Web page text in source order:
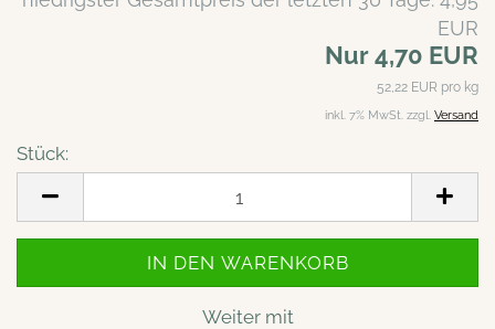
EUR
Nur 4,70 EUR
52,22 EUR pro kg
inkl. 7% MwSt. zzgl. Versand
Stück:
Weiter mit